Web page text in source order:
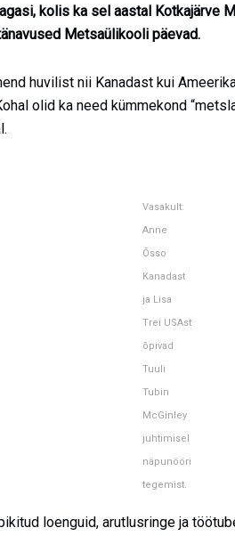
kolis ka sel aastal Kotkajärve
Metsaülikooli päevad.
huvilist nii Kanadast kui
olid ka need kümmekond
Vasakult:
Anne
Õsso
Kanadast
ja Lisa
Trei USAst
õpivad
Tuuli
Tubin
McGinley
juhtimisel
näpunööri
tegemist.
loenguid, arutlusringe ja